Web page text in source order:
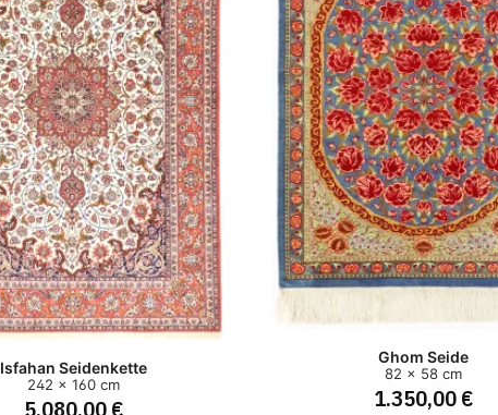
Isfahan Seidenkette
242 x 160 cm
Ghom Seide
82 x 58 cm
1.350,00 €